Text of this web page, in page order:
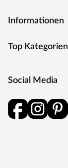
Informationen
Top Kategorien
Social Media